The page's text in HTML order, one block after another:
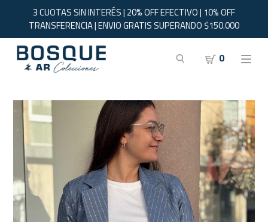
3 CUOTAS SIN INTERÉS | 20% OFF EFECTIVO | 10% OFF
TRANSFERENCIA | ENVIO GRATIS SUPERANDO $150.000
0